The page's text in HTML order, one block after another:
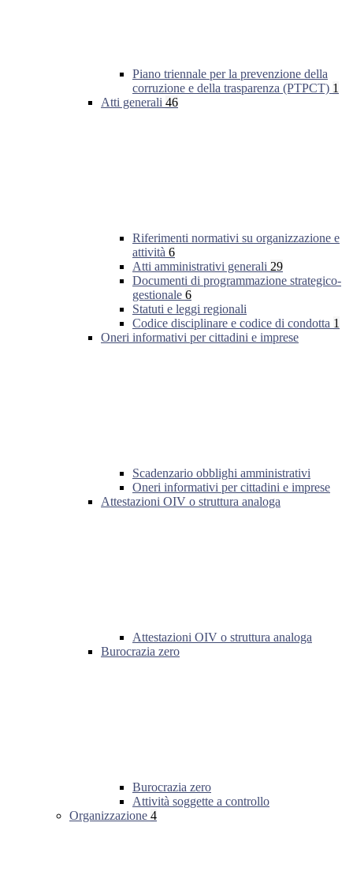
Piano triennale per la prevenzione della
corruzione e della trasparenza (PTPCT) 1
Atti generali 46
Riferimenti normativi su organizzazione e
attività 6
Atti amministrativi generali 29
Documenti di programmazione strategico-
gestionale 6
Statuti e leggi regionali
Codice disciplinare e codice di condotta 1
Oneri informativi per cittadini e imprese
Scadenzario obblighi amministrativi
Oneri informativi per cittadini e imprese
Attestazioni OIV o struttura analoga
Attestazioni OIV o struttura analoga
Burocrazia zero
Burocrazia zero
Attività soggette a controllo
Organizzazione 4